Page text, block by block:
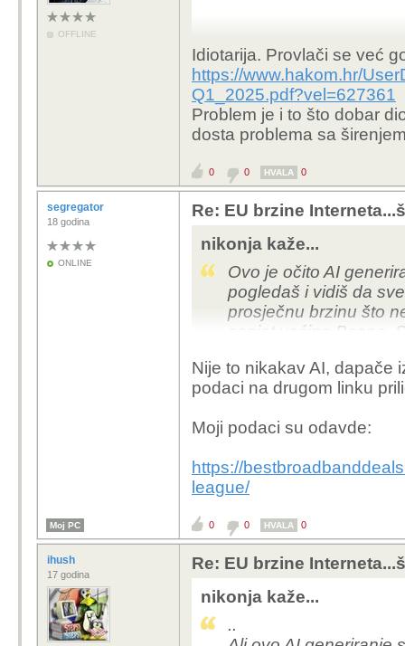
OFFLINE
Idiotarija. Provlači se već
https://www.hakom.hr/
Q1_2025.pdf?vel=627361
Problem je i to što dobar
dosta problema sa
0 0 HVALA 0
segregator
18 godina
ONLINE
Re: EU brzine
nikonja kaže...
Ovo je očito AI
pogledaš i vidiš da
prosječnu brzinu što
sanjat većina Bosne,
Uglavnom par malo
malo drukčija i puno
Internet Speeds by
Ali ovo AI generiranje
provjeri prije nego
Nije to nikakav AI, dapače
podaci na drugom linku
Moji podaci su odavde:
https://
league/
Moj PC 0 0 HVALA 0
ihush
17 godina
Re: EU brzine
nikonja kaže...
..